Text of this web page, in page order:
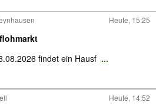
Heute, 15:25
findet ein Hausf ...
Heute, 14:52